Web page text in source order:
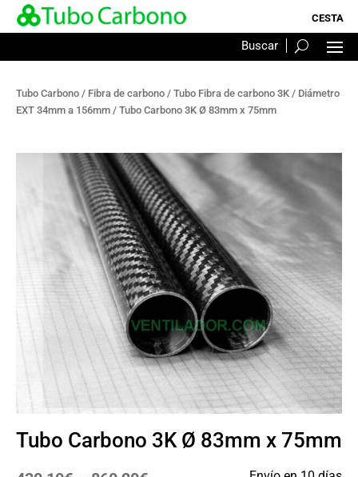
Tubo Carbono / Fibra de carbono / Tubo Fibra de carbono 3K / Diámetro
EXT 34mm a 156mm / Tubo Carbono 3K Ø 83mm x 75mm
Tubo Carbono 3K Ø 83mm x 75mm